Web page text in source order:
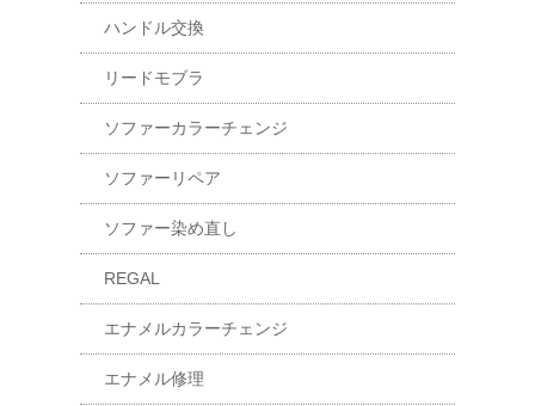
ハンドル交換
リードモブラ
ソファーカラーチェンジ
ソファーリペア
ソファー染め直し
REGAL
エナメルカラーチェンジ
エナメル修理